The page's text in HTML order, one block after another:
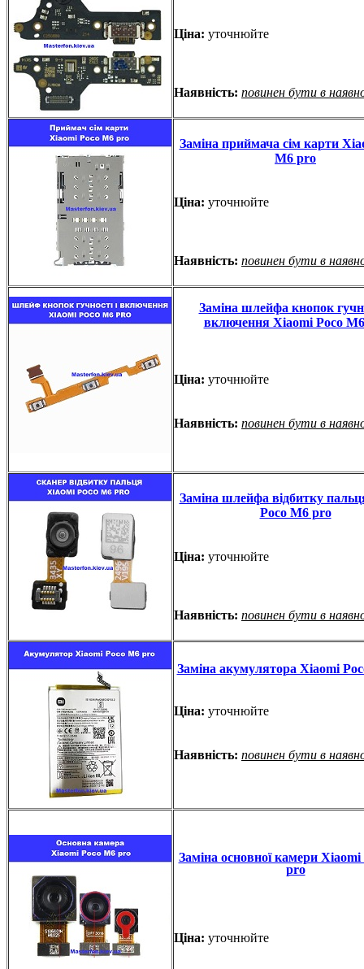
Ціна: уточнюйте
Наявність: повинен бути в
Заміна приймача сім карти
M6 pro
Ціна: уточнюйте
Наявність: повинен бути в
Заміна шлейфа кнопок
включення Xiaomi Poco
Ціна: уточнюйте
Наявність: повинен бути в
Заміна шлейфа відбитку
Poco M6 pro
Ціна: уточнюйте
Наявність: повинен бути в
Заміна акумулятора Xiaomi
Ціна: уточнюйте
Наявність: повинен бути в
Заміна основної камери
pro
Ціна: уточнюйте